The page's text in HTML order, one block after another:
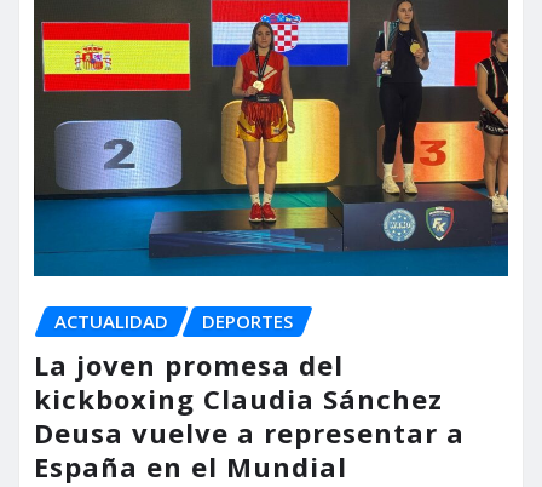
ACTUALIDAD DEPORTES
La joven promesa del
kickboxing Claudia Sánchez
Deusa vuelve a representar a
España en el Mundial